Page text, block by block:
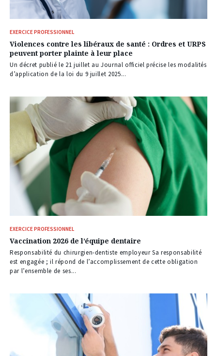
EXERCICE PROFESSIONNEL
Violences contre les libéraux de santé : Ordres et URPS
peuvent porter plainte à leur place
Un décret publié le 21 juillet au Journal officiel précise les modalités
d’application de la loi du 9 juillet 2025...
EXERCICE PROFESSIONNEL
Vaccination 2026 de l’équipe dentaire
Responsabilité du chirurgien-dentiste employeur Sa responsabilité
est engagée ; il répond de l’accomplissement de cette obligation
par l’ensemble de ses...